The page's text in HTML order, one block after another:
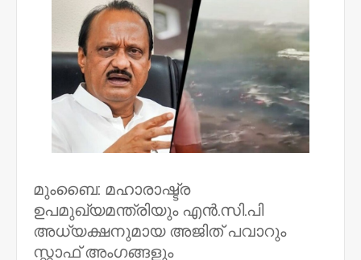
മുംബൈ: മഹാരാഷ്ട്ര
ഉപമുഖ്യമന്ത്രിയും എൻ.സി.പി
അധ്യക്ഷനുമായ അജിത് പവാറും
സ്റ്റാഫ് അംഗങ്ങളും